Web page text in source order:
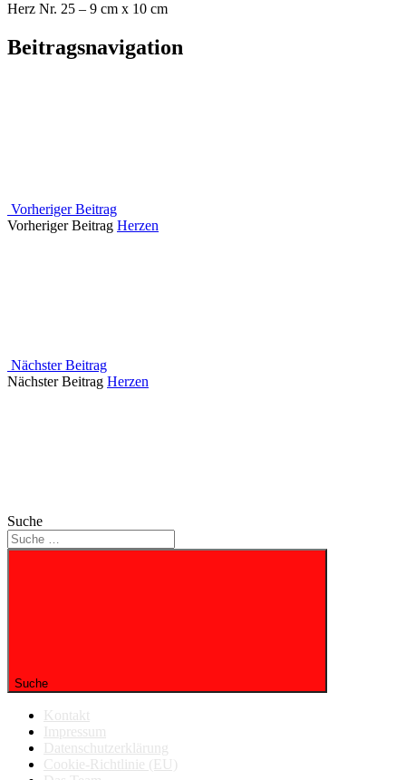
Herz Nr. 25 – 9 cm x 10 cm
Beitragsnavigation
Vorheriger Beitrag
Vorheriger Beitrag Herzen
Nächster Beitrag
Nächster Beitrag Herzen
Suche
Suche
Kontakt
Impressum
Datenschutzerklärung
Cookie-Richtlinie (EU)